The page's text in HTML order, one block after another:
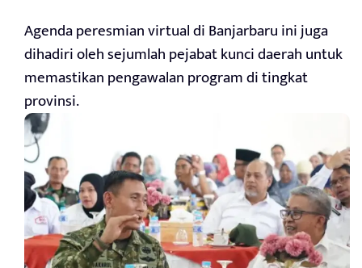
Agenda peresmian virtual di Banjarbaru ini juga
dihadiri oleh sejumlah pejabat kunci daerah untuk
memastikan pengawalan program di tingkat
provinsi.